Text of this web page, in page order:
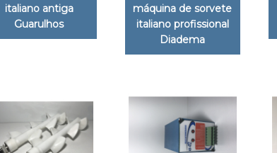
italiano antiga
Guarulhos
máquina de sorvete
italiano profissional
Diadema